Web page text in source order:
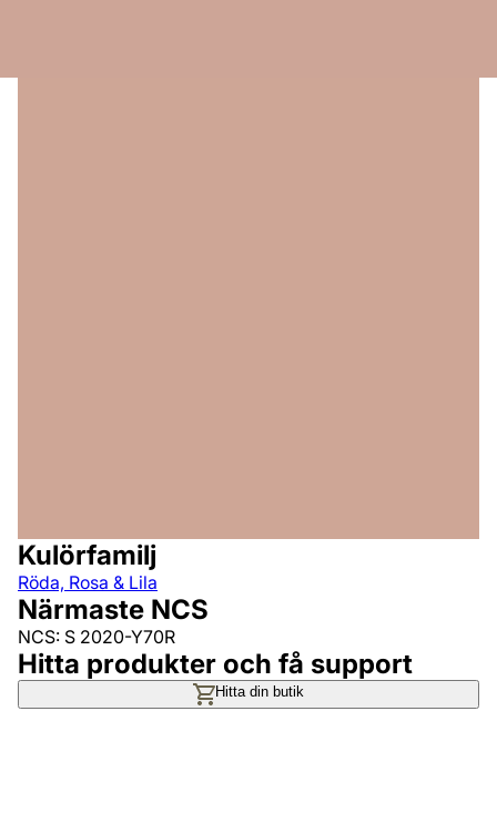
Kulörfamilj
Röda, Rosa & Lila
Närmaste NCS
NCS: S 2020-Y70R
Hitta produkter och få support
Hitta din butik